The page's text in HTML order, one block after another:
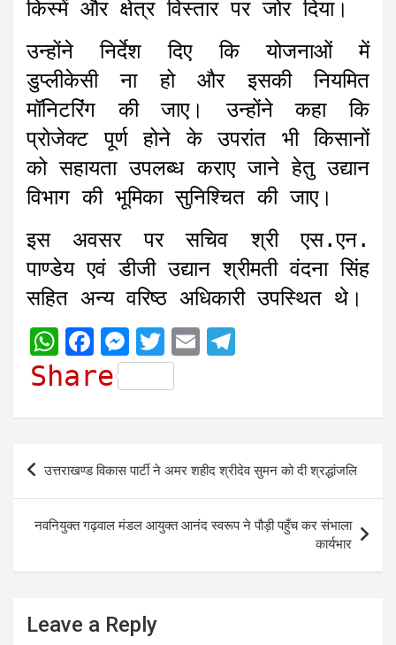
किस्में और क्षेत्र विस्तार पर जोर दिया।
उन्होंने निर्देश दिए कि योजनाओं में
डुप्लीकेसी ना हो और इसकी नियमित
मॉनिटरिंग की जाए। उन्होंने कहा कि
प्रोजेक्ट पूर्ण होने के उपरांत भी किसानों
को सहायता उपलब्ध कराए जाने हेतु उद्यान
विभाग की भूमिका सुनिश्चित की जाए।
इस अवसर पर सचिव श्री एस.एन.
पाण्डेय एवं डीजी उद्यान श्रीमती वंदना सिंह
सहित अन्य वरिष्ठ अधिकारी उपस्थित थे।
W
h
t
A
p
F
a
e
b
o
k
M
e
s
s
e
n
e
r
T
w
i
t
e
E
i
l
e
g
r
a
m
Share
Post
उत्तराखण्ड विकास पार्टी ने अमर शहीद श्रीदेव सुमन को दी श्रद्धांजलि
नवनियुक्त गढ़वाल मंडल आयुक्त आनंद स्वरूप ने पौड़ी पहुँच कर संभाला
कार्यभार
Leave a Reply